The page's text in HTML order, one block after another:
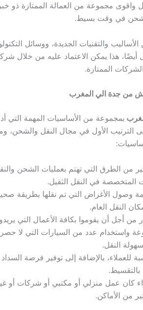
واقوى مجموعة من العمالة الممتازة ذو
في وقت بسيط.
والتقنيات الجديدة، ووسائل
هذا يمكن الاعتماد عليه من خلال
الممتازة.
من جدة الي المغرب
بمجموعة من الأساسيات المهمة التي
الأول في مجال النقل والشحن،
من الطرق التي تهتم بعمليات الشحن
المتخصصة في النقل الثقيل.
وصول الأغراض التي تم نقلها بطريقة
النقل العام.
أجل أن يقوموا بكافة الأعمال التي
واستخدام عدد من السيارات التي لا حصر
النقل.
للعملاء، بالإضافة إلى توفير فرصة السداد
بالتقسيط.
كان عمل منزلي أو مكتبي أو شركات أو
من الأماكن.